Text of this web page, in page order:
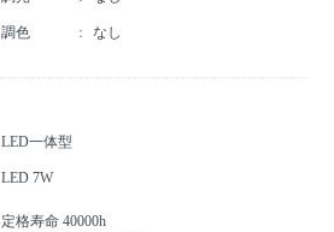
調色 なし
LED一体型
LED 7W
定格寿命 40000h